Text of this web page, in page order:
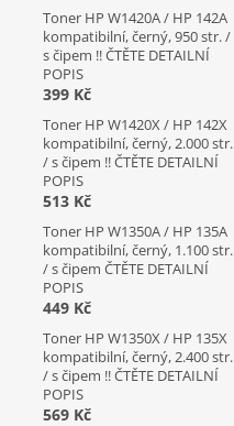
Toner HP W1420A / HP 142A
kompatibilní, černý, 950 str. /
s čipem !! ČTĚTE DETAILNÍ
POPIS
399 Kč
Toner HP W1420X / HP 142X
kompatibilní, černý, 2.000 str.
/ s čipem !! ČTĚTE DETAILNÍ
POPIS
513 Kč
Toner HP W1350A / HP 135A
kompatibilní, černý, 1.100 str.
/ s čipem ČTĚTE DETAILNÍ
POPIS
449 Kč
Toner HP W1350X / HP 135X
kompatibilní, černý, 2.400 str.
/ s čipem !! ČTĚTE DETAILNÍ
POPIS
569 Kč